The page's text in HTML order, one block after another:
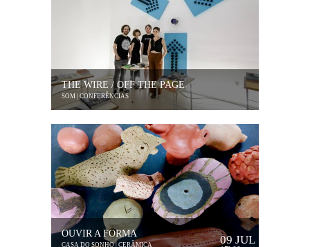
THE WIRE / OFF THE PAGE
SOM | CONFERÊNCIAS
OUVIR A FORMA
CASA DO SONHO | CERÂMICA 09 JUL